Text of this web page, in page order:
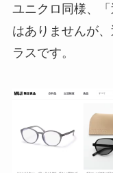
ユニクロ同様、
はありませんが
ラスです。